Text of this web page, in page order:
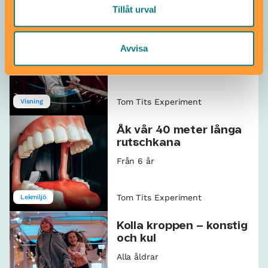
Tillåt urval
Avvisa
Tom Tits Experiment
Visning
Upplev en bubblande
såpbubbelshow!
Alla åldrar
Tom Tits Experiment
Lekmiljö
Åk vår 40 meter långa
rutschkana
Från 6 år
Tom Tits Experiment
Kolla kroppen – konstig
och kul
Alla åldrar